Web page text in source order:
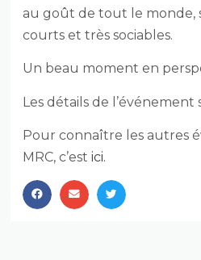
au goût de tout le monde,
courts et très sociables.
Un beau moment en
Les détails de
Pour connaître les autres
MRC, c’estici.